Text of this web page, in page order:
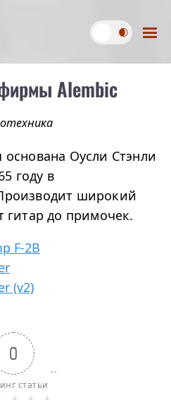
Alembic
Оусли Стэнли
году в
широкий
гитар до примочек.
F-2B
(v2)
0
статьи